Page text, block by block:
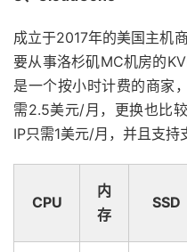
成立于2017年的美国主机
要从事洛杉矶MC机房的
是一个按小时计费的商家
需2.5美元/月，更换也比
IP只需1美元/月，并且支持
CPU
内
存
SSD